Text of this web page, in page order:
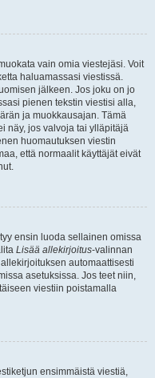
vain omia viestejäsi. Voit
haluamassasi viestissä.
jälkeen. Jos joku on jo
pienen tekstin viestisi alla,
ja muokkausajan. Tämä
näy, jos valvoja tai ylläpitäjä
huomautuksen viestin
että normaalit käyttäjät eivät
ensin luoda sellainen omissa
Lisää allekirjoitus-valinnan
automaattisesti
asetuksissa. Jos teet niin,
viestiin poistamalla
ensimmäistä viestiä,